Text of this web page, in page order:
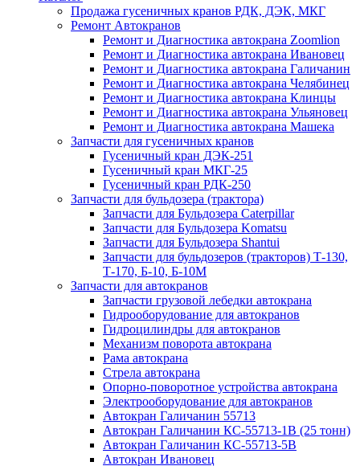
Продажа гусеничных кранов РДК, ДЭК, МКГ
Ремонт Автокранов
Ремонт и Диагностика автокрана Zoomlion
Ремонт и Диагностика автокрана Ивановец
Ремонт и Диагностика автокрана Галичанин
Ремонт и Диагностика автокрана Челябинец
Ремонт и Диагностика автокрана Клинцы
Ремонт и Диагностика автокрана Ульяновец
Ремонт и Диагностика автокрана Машека
Запчасти для гусеничных кранов
Гусеничный кран ДЭК-251
Гусеничный кран МКГ-25
Гусеничный кран РДК-250
Запчасти для бульдозера (трактора)
Запчасти для Бульдозера Caterpillar
Запчасти для Бульдозера Komatsu
Запчасти для Бульдозера Shantui
Запчасти для бульдозеров (тракторов) Т-130,
Т-170, Б-10, Б-10М
Запчасти для автокранов
Запчасти грузовой лебедки автокрана
Гидрооборудование для автокранов
Гидроцилиндры для автокранов
Механизм поворота автокрана
Рама автокрана
Стрела автокрана
Опорно-поворотное устройства автокрана
Электрооборудование для автокранов
Автокран Галичанин 55713
Автокран Галичанин КС-55713-1В (25 тонн)
Автокран Галичанин КС-55713-5В
Автокран Ивановец